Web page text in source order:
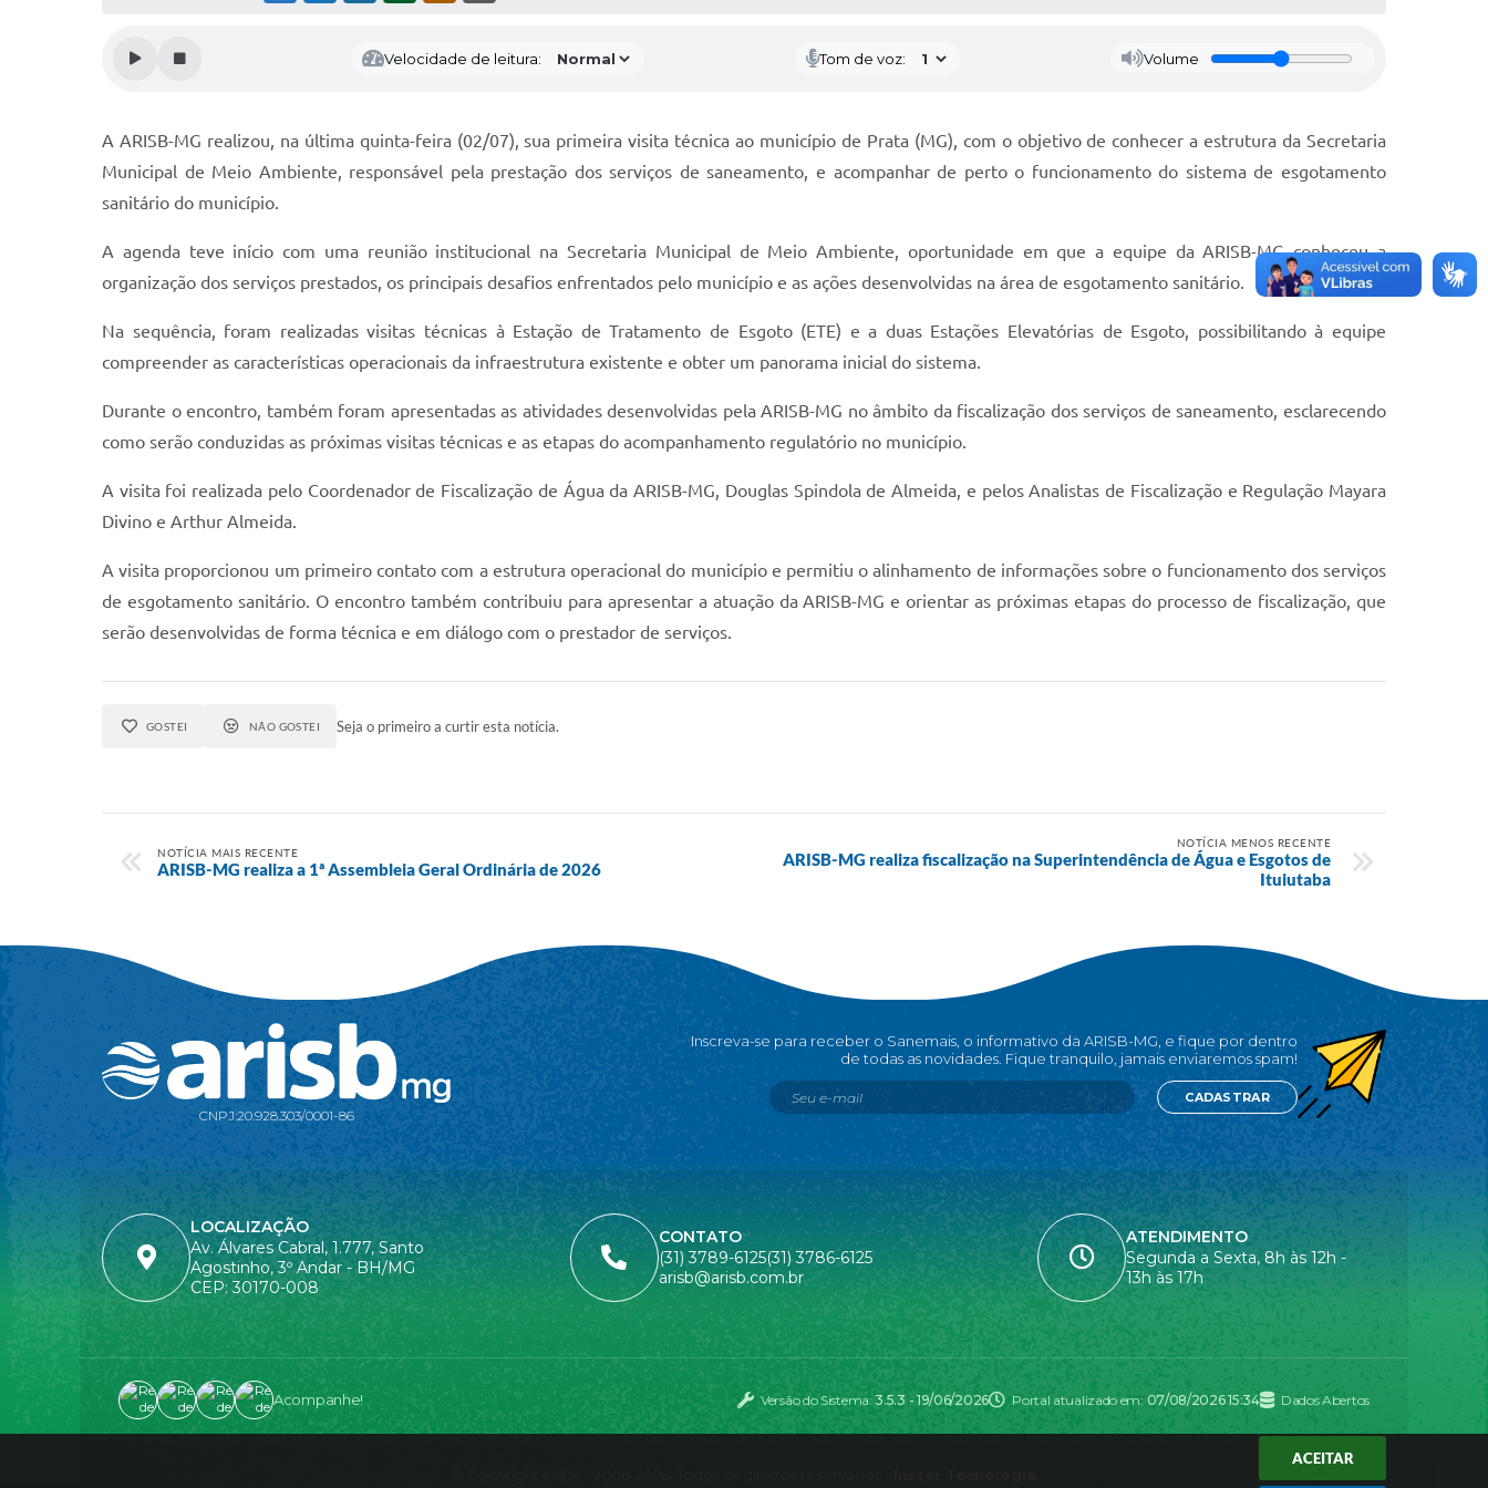
ACEITAR
Velocidade de leitura: Tom de voz: Volume
A ARISB-MG realizou, na última quinta-feira (02/07), sua primeira visita técnica ao município de Prata (MG), com o objetivo de conhecer a estrutura da Secretaria
Municipal de Meio Ambiente, responsável pela prestação dos serviços de saneamento, e acompanhar de perto o funcionamento do sistema de esgotamento
sanitário do município.
A agenda teve início com uma reunião institucional na Secretaria Municipal de Meio Ambiente, oportunidade em que a equipe da ARISB-MG conheceu a
organização dos serviços prestados, os principais desafios enfrentados pelo município e as ações desenvolvidas na área de esgotamento sanitário.
Na sequência, foram realizadas visitas técnicas à Estação de Tratamento de Esgoto (ETE) e a duas Estações Elevatórias de Esgoto, possibilitando à equipe
compreender as características operacionais da infraestrutura existente e obter um panorama inicial do sistema.
Durante o encontro, também foram apresentadas as atividades desenvolvidas pela ARISB-MG no âmbito da fiscalização dos serviços de saneamento, esclarecendo
como serão conduzidas as próximas visitas técnicas e as etapas do acompanhamento regulatório no município.
A visita foi realizada pelo Coordenador de Fiscalização de Água da ARISB-MG, Douglas Spindola de Almeida, e pelos Analistas de Fiscalização e Regulação Mayara
Divino e Arthur Almeida.
A visita proporcionou um primeiro contato com a estrutura operacional do município e permitiu o alinhamento de informações sobre o funcionamento dos serviços
de esgotamento sanitário. O encontro também contribuiu para apresentar a atuação da ARISB-MG e orientar as próximas etapas do processo de fiscalização, que
serão desenvolvidas de forma técnica e em diálogo com o prestador de serviços.
GOSTEI NÃO GOSTEI Seja o primeiro a curtir esta notícia.
NOTÍCIA MAIS RECENTE
ARISB-MG realiza a 1ª Assembleia Geral Ordinária de 2026
NOTÍCIA MENOS RECENTE
ARISB-MG realiza fiscalização na Superintendência de Água e Esgotos de
Ituiutaba
CNPJ:20.928.303/0001-86
LOCALIZAÇÃO
Av. Álvares Cabral, 1.777, Santo
Agostinho, 3º Andar - BH/MG
CEP: 30170-008
CONTATO
(31) 3789-6125(31) 3786-6125
arisb@arisb.com.br
ATENDIMENTO
Segunda a Sexta, 8h às 12h -
13h às 17h
Inscreva-se para receber o Sanemais, o informativo da ARISB-MG, e fique por dentro
de todas as novidades. Fique tranquilo, jamais enviaremos spam!
CADASTRAR
Versão do Sistema:3.5.3 - 19/06/2026 Portal atualizado em: 07/08/2026 15:34 Dados Abertos
Acompanhe!